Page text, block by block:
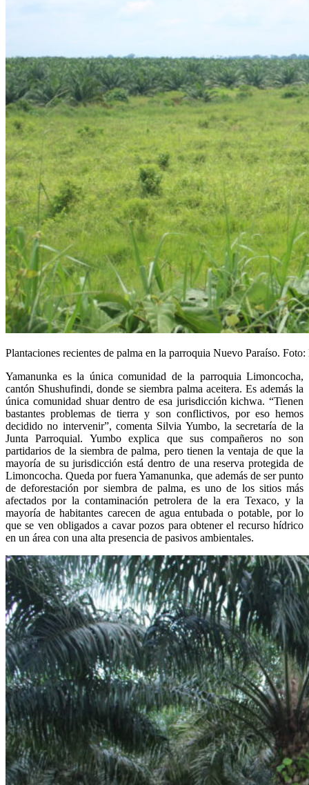
Plantaciones recientes de palma en la parroquia Nuevo Paraíso.
Yamanunka es la única comunidad de la parroquia Limoncocha,
cantón Shushufindi, donde se siembra palma aceitera. Es además la
única comunidad shuar dentro de esa jurisdicción kichwa. “Tienen
bastantes problemas de tierra y son conflictivos, por eso hemos
decidido no intervenir”, comenta Silvia Yumbo, la secretaría de la
Junta Parroquial. Yumbo explica que sus compañeros no son
partidarios de la siembra de palma, pero tienen la ventaja de que la
mayoría de su jurisdicción está dentro de una reserva protegida de
Limoncocha. Queda por fuera Yamanunka, que además de ser punto
de deforestación por siembra de palma, es uno de los sitios más
afectados por la contaminación petrolera de la era Texaco, y la
mayoría de habitantes carecen de agua entubada o potable, por lo
que se ven obligados a cavar pozos para obtener el recurso hídrico
en un área con una alta presencia de pasivos ambientales.